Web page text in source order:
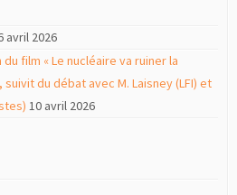
avril 2026
film « Le nucléaire va ruiner la
suivit du débat avec M. Laisney (LFI) et
10 avril 2026